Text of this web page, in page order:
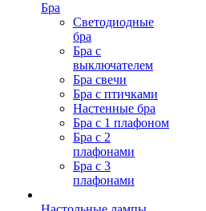
Бра
Светодиодные
бра
Бра с
выключателем
Бра свечи
Бра с птичками
Настенные бра
Бра с 1 плафоном
Бра с 2
плафонами
Бра с 3
плафонами